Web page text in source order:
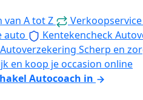
A tot Z Verkoopservice
auto Kentekencheck
Autoverzekering Scherp en
en koop je occasion online
Autocoach in